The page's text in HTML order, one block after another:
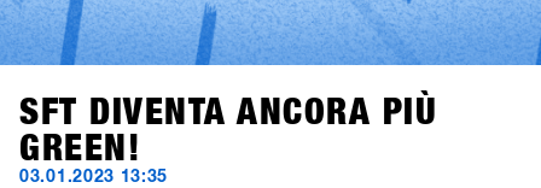
SFT DIVENTA ANCORA PIÙ
GREEN!
03.01.2023 13:35